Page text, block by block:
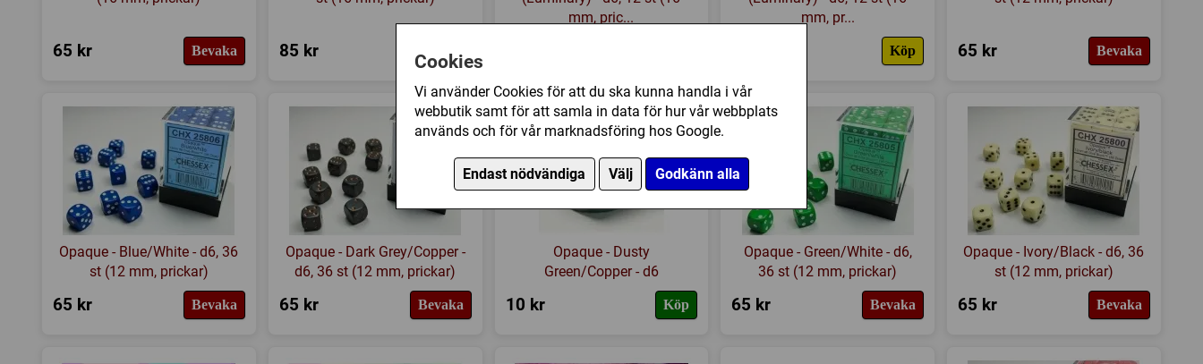
Cookies
Vi använder Cookies för att du ska kunna handla i vår
webbutik samt för att samla in data för hur vår webbplats
används och för vår marknadsföring hos Google.
Endast nödvändiga Välj Godkänn alla
65 kr Bevaka 85 kr Bevaka
mm, pric...
mm, pr...
Köp 65 kr Bevaka
Opaque - Blue/White - d6, 36
st (12 mm, prickar)
65 kr Bevaka
Opaque - Dark Grey/Copper -
d6, 36 st (12 mm, prickar)
65 kr Bevaka
Opaque - Dusty
Green/Copper - d6
10 kr Köp
Opaque - Green/White - d6,
36 st (12 mm, prickar)
65 kr Bevaka
Opaque - Ivory/Black - d6, 36
st (12 mm, prickar)
65 kr Bevaka